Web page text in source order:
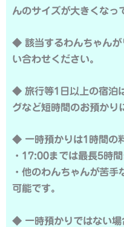
んのサイズが大きくなっ
◆ 該当するわんちゃんが
い合わせください。
◆ 旅行等1日以上の宿泊
グなど短時間のお預かり
◆ 一時預かりは1時間の
・17:00までは最長5時間
・他のわんちゃんが苦
可能です。
◆ 一時預かりではない場